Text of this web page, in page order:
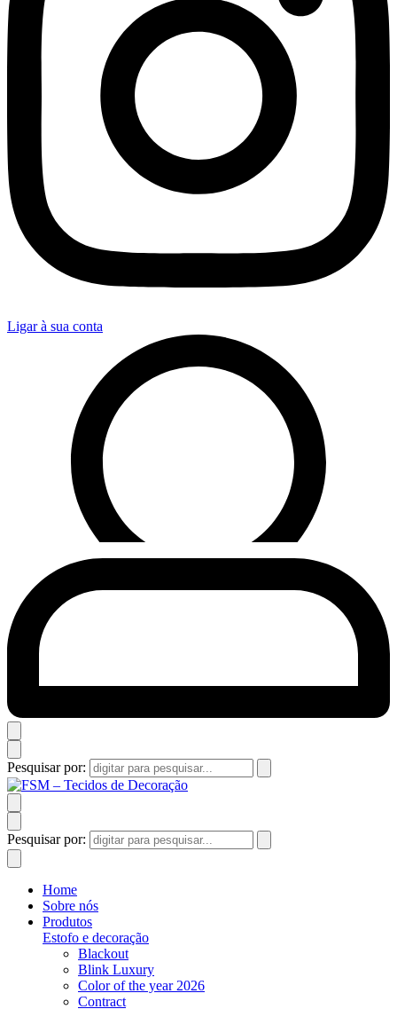
Ligar à sua conta
Pesquisar por:
Pesquisar por:
Home
Sobre nós
Produtos
Estofo e decoração
Blackout
Blink Luxury
Color of the year 2026
Contract